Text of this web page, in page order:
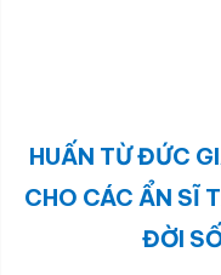
HUẤN TỪ ĐỨC
CHO CÁC ẨN SĨ
ĐỜI